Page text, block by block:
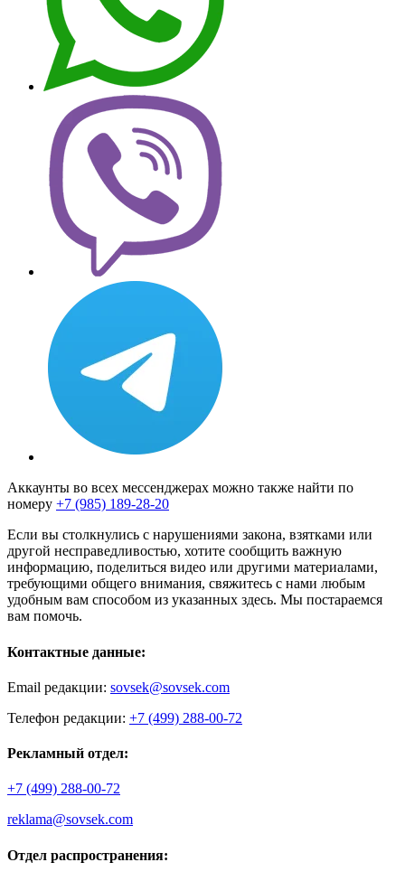
Аккаунты во всех мессенджерах можно также найти по
номеру +7 (985) 189-28-20
Если вы столкнулись с нарушениями закона, взятками или
другой несправедливостью, хотите сообщить важную
информацию, поделиться видео или другими материалами,
требующими общего внимания, свяжитесь с нами любым
удобным вам способом из указанных здесь. Мы постараемся
вам помочь.
Контактные данные:
Email редакции: sovsek@sovsek.com
Телефон редакции: +7 (499) 288-00-72
Рекламный отдел:
+7 (499) 288-00-72
reklama@sovsek.com
Отдел распространения: